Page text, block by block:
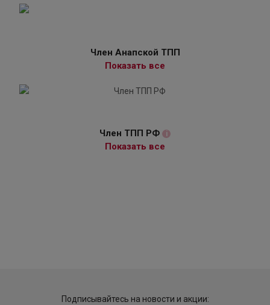
Член Анапской ТПП
Показать все
Член ТПП РФ i
Показать все
Подписывайтесь на новости и акции: